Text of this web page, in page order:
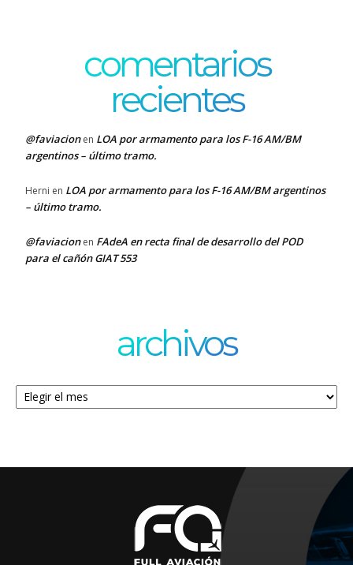
comentarios
recientes
@faviacionen LOA por armamento para los F-16 AM/BM
argentinos – último tramo.
Herni en LOA por armamento para los F-16 AM/BM argentinos
– último tramo.
@faviacionen FAdeA en recta final de desarrollo del POD
para el cañón GIAT 553
archivos
Archivos